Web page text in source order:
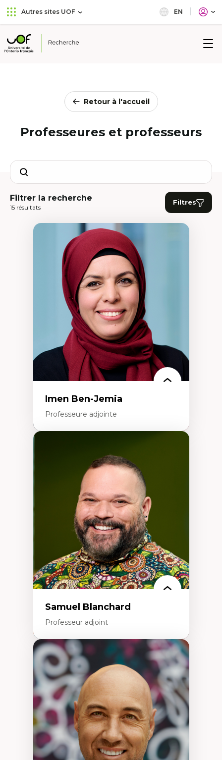
Aller
au
principal
Passer
au
Autres sites UOF EN
Université
Retour à l'accueil
Professeures et professeurs
Search
Filtrer la recherche
15 résultats
Filtres
Imen Ben-Jemia
Professeure adjointe
Discours sur la ville et représentations
Mosquées, formes et usages au Canada
Reconnaissance et représentations des
communautés immigrantes dans l'espace
Design architectural et urbain
Patrimoine et patrimonialisation
Études postcoloniales et décolonisation des
savoirs
Samuel Blanchard
Professeur adjoint
Expertises
Didactique des sciences – processus
d’enquête et culture scientifique
Éducation en milieu minoritaire –
construction identitaire et conscience
critique
Technologies éducatives – ludification et
programmation pédagogique
La langue dans toutes les matières –
environnement discursif et langage
scientifique